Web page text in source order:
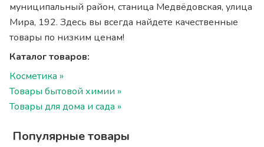
муниципальный район, станица Медвёдовская, улица
Мира, 192. Здесь вы всегда найдете качественные
товары по низким ценам!
Каталог товаров:
Косметика »
Товары бытовой химии »
Товары для дома и сада »
Популярные товары